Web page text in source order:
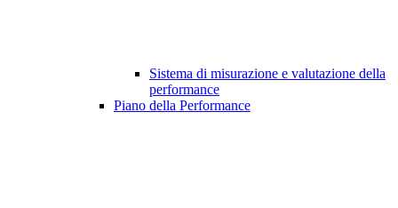
Sistema di misurazione e valutazione della
performance
Piano della Performance